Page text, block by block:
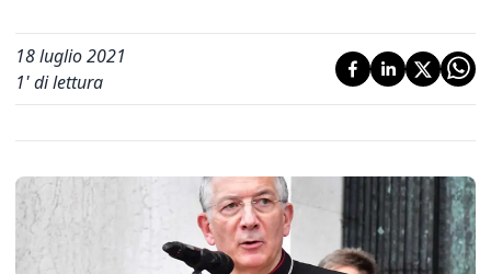
18 luglio 2021
1' di lettura